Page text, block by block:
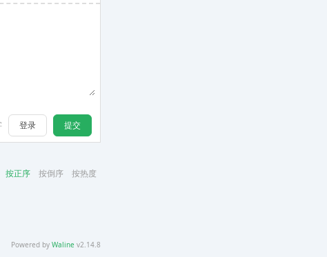
登录 提交
按正序 按倒序 按热度
Powered by Waline v2.14.8